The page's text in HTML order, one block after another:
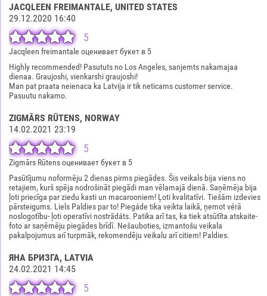
JACQLEEN FREIMANTALE, UNITED STATES
29.12.2020 16:40
5
Jacqleen freimantale оценивает букет в 5
Highly recommended! Pasututs no Los Angeles, sanjemts nakamajaa
dienaa. Graujoshi, vienkarshi graujoshi!
Man pat praata neienaca ka Latvija ir tik neticams customer service.
Pasuutu nakamo.
ZIGMĀRS RŪTENS, NORWAY
14.02.2021 23:19
5
Zigmārs Rūtens оценивает букет в 5
Pasūtījumu noformēju 2 dienas pirms piegādes. Šis veikals bija viens no
retajiem, kurš spēja nodrošināt piegādi man vēlamajā dienā. Saņēmēja bija
ļoti priecīga par ziedu kasti un macarooniem! Ļoti kvalitatīvi. Tiešām izdevies
pārsteigums. Liels Paldies par to! Piegáde tika veikta laikā, ņemot vérā
noslogotību- ļoti operatīvi nostrādáts. Patika arī tas, ka tiek atsūtīta atskaite-
foto ar saņēmēju piegādes brīdī. Nešauboties, izmantošu veikala
pakalpojumus arī turpmāk, rekomendēju veikalu arī citiem! Paldies.
ЯНА БРИЗГА, LATVIA
24.02.2021 14:45
5